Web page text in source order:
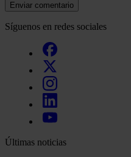
Enviar comentario
Síguenos en redes sociales
Últimas noticias